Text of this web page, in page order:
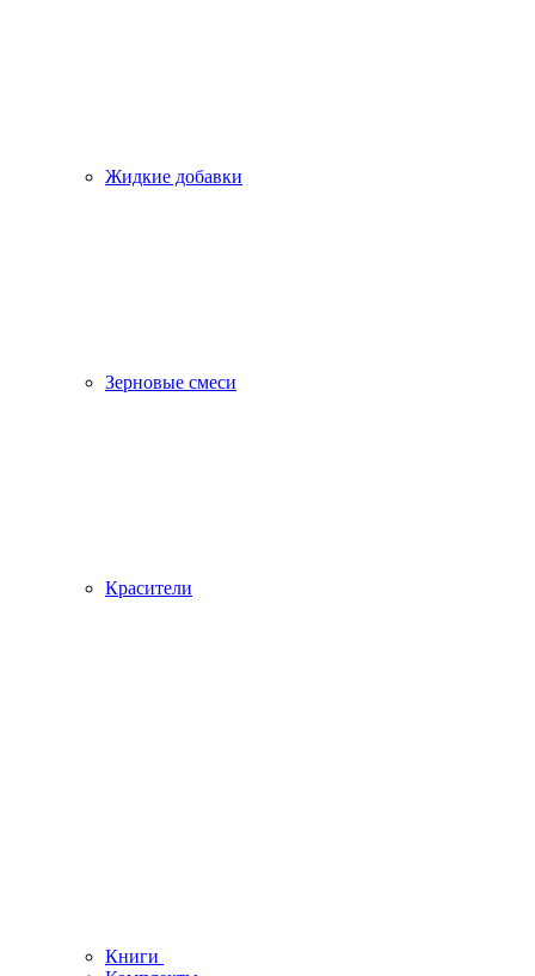
Жидкие добавки
Зерновые смеси
Красители
Книги